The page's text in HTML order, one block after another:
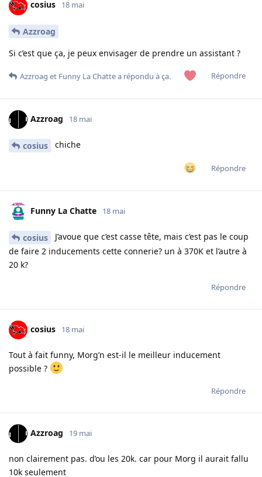
cosius 18 mai
Azzroag
Si c’est que ça, je peux envisager de prendre un assistant ?
Répondre
Azzroag et Funny La Chattea répondu à ça.
Azzroag 18 mai
cosius chiche
Répondre
Funny La Chatte 18 mai
cosius
J’avoue que c’est casse tête, mais c’est pas le coup
de faire 2 inducements cette connerie? un à 370K et l’autre à
20 k?
Répondre
cosius 18 mai
Tout à fait funny, Morg’n est-il le meilleur inducement
possible ?
Répondre
Azzroag 19 mai
non clairement pas. d’ou les 20k. car pour Morg il aurait fallu
10k seulement